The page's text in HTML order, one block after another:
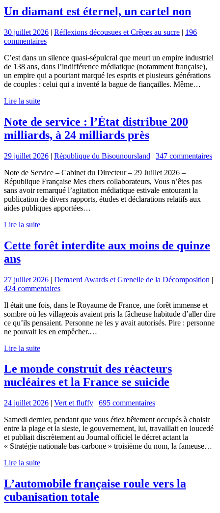
Un diamant est éternel, un cartel non
30 juillet 2026 | Réflexions décousues et Crêpes au sucre | 196
commentaires
C’est dans un silence quasi-sépulcral que meurt un empire industriel
de 138 ans, dans l’indifférence médiatique (notamment française),
un empire qui a pourtant marqué les esprits et plusieurs générations
de couples : celui qui a inventé la bague de fiançailles. Même…
Lire la suite
Note de service : l’État distribue 200
milliards, à 24 milliards près
29 juillet 2026 | République du Bisounoursland | 347 commentaires
Note de Service – Cabinet du Directeur – 29 Juillet 2026 –
République Française Mes chers collaborateurs, Vous n’êtes pas
sans avoir remarqué l’agitation médiatique estivale entourant la
publication de divers rapports, études et déclarations relatifs aux
aides publiques apportées…
Lire la suite
Cette forêt interdite aux moins de quinze
ans
27 juillet 2026 | Demaerd Awards et Grenelle de la Décomposition |
424 commentaires
Il était une fois, dans le Royaume de France, une forêt immense et
sombre où les villageois avaient pris la fâcheuse habitude d’aller dire
ce qu’ils pensaient. Personne ne les y avait autorisés. Pire : personne
ne pouvait les en empêcher.…
Lire la suite
Le monde construit des réacteurs
nucléaires et la France se suicide
24 juillet 2026 | Vert et fluffy | 695 commentaires
Samedi dernier, pendant que vous étiez bêtement occupés à choisir
entre la plage et la sieste, le gouvernement, lui, travaillait en loucedé
et publiait discrètement au Journal officiel le décret actant la
« Stratégie nationale bas-carbone » troisième du nom, la fameuse…
Lire la suite
L’automobile française roule vers la
cubanisation totale